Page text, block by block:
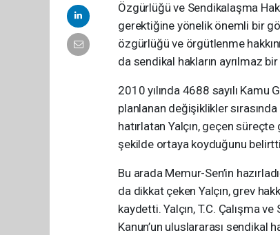
Özgürlüğü ve Sendikalaşma
gerektiğine yönelik önemli bir
özgürlüğü ve örgütlenme
da sendikal hakların ayrılmaz
2010 yılında 4688 sayılı Kamu
planlanan değişiklikler
hatırlatan Yalçın, geçen
şekilde ortaya koyduğunu
Bu arada Memur-Sen’in
da dikkat çeken Yalçın, grev
kaydetti. Yalçın, T.C. Çalışma
Kanun’un uluslararası sendikal